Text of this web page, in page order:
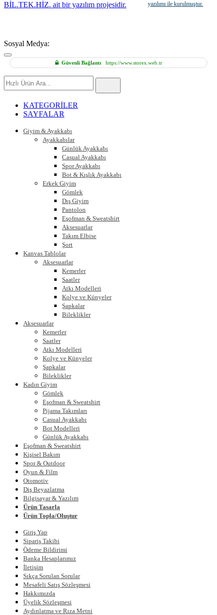
yazılımı ile kurulmuştur.
Sosyal Medya:
Güvenli Bağlantıhttps://www.storex.web.tr
Hızlı
Ürün
KATEGORİLER
SAYFALAR
Giyim & Ayakkabı
Ayakkabılar
Günlük Ayakkabı
Casual Ayakkabı
Spor Ayakkabı
Bot & Kışlık Ayakkabı
Erkek Giyim
Gömlek
Dış Giyim
Pantolon
Eşofman & Sweatshirt
Aksesuarlar
Takım Elbise
Şort
Kanvas Tablolar
Aksesuarlar
Kemerler
Saatler
Atkı Modelleri
Kolye ve Künyeler
Şapkalar
Bileklikler
Aksesuarlar
Kemerler
Saatler
Atkı Modelleri
Kolye ve Künyeler
Şapkalar
Bileklikler
Kadın Giyim
Gömlek
Eşofman & Sweatshirt
Pijama Takımları
Casual Ayakkabı
Bot Modelleri
Günlük Ayakkabı
Eşofman & Sweatshirt
Kişisel Bakım
Spor & Outdoor
Oyun & Film
Otomotiv
Diş Beyazlatma
Bilgisayar & Yazılım
Ürün Tasarla
Ürün Topla/Oluştur
Giriş Yap
Sipariş Takibi
Ödeme Bildirimi
Banka Hesaplarımız
İletişim
Sıkça Sorulan Sorular
Mesafeli Satış Sözleşmesi
Hakkımızda
Üyelik Sözleşmesi
Aydınlatma ve Rıza Metni